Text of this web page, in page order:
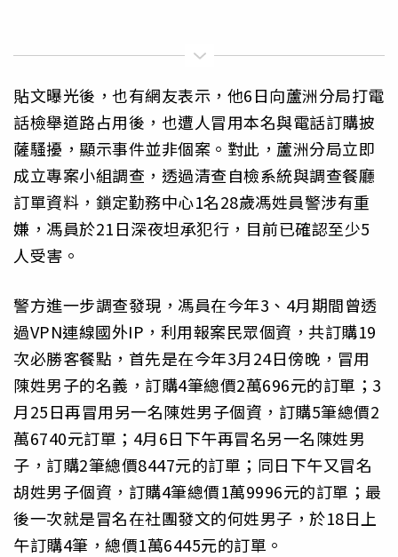
貼文曝光後，也有網友表示，他6日向蘆洲分局打電
話檢舉道路占用後，也遭人冒用本名與電話訂購披
薩騷擾，顯示事件並非個案。對此，蘆洲分局立即
成立專案小組調查，透過清查自檢系統與調查餐廳
訂單資料，鎖定勤務中心1名28歲馮姓員警涉有重
嫌，馮員於21日深夜坦承犯行，目前已確認至少5
人受害。
警方進一步調查發現，馮員在今年3、4月期間曾透
過VPN連線國外IP，利用報案民眾個資，共訂購19
次必勝客餐點，首先是在今年3月24日傍晚，冒用
陳姓男子的名義，訂購4筆總價2萬696元的訂單；3
月25日再冒用另一名陳姓男子個資，訂購5筆總價2
萬6740元訂單；4月6日下午再冒名另一名陳姓男
子，訂購2筆總價8447元的訂單；同日下午又冒名
胡姓男子個資，訂購4筆總價1萬9996元的訂單；最
後一次就是冒名在社團發文的何姓男子，於18日上
午訂購4筆，總價1萬6445元的訂單。